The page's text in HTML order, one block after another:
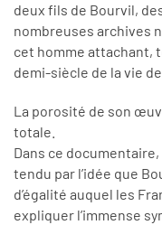
deux fils de Bourvil,
nombreuses archives
cet homme attachant,
demi-siècle de la vie
La porosité de son
totale.
Dans ce
tendu par l’idée que
d’égalité auquel les
expliquer l’immense